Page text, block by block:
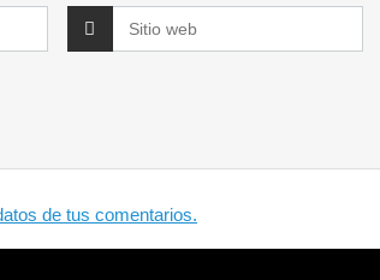
de tus comentarios.